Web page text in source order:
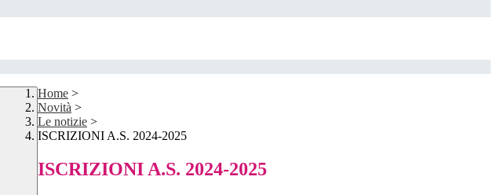
Home >
Novità >
Le notizie >
ISCRIZIONI A.S. 2024-2025
ISCRIZIONI A.S. 2024-2025